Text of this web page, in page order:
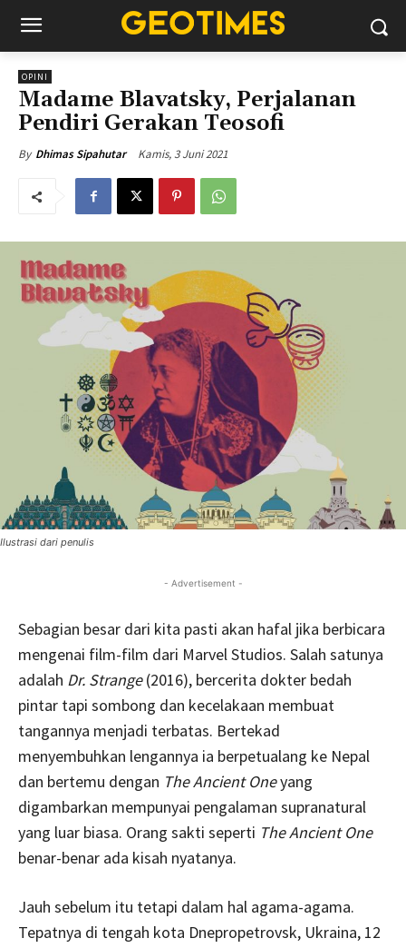
OPINI
Madame Blavatsky, Perjalanan
Pendiri Gerakan Teosofi
By Dhimas Sipahutar Kamis, 3 Juni 2021
Ilustrasi dari penulis
- Advertisement -
Sebagian besar dari kita pasti akan hafal jika berbicara
mengenai film-film dari Marvel Studios. Salah satunya
adalah Dr. Strange(2016), bercerita dokter bedah
pintar tapi sombong dan kecelakaan membuat
tangannya menjadi terbatas. Bertekad
menyembuhkan lengannya ia berpetualang ke Nepal
dan bertemu dengan The Ancient Oneyang
digambarkan mempunyai pengalaman supranatural
yang luar biasa. Orang sakti seperti The Ancient One
benar-benar ada kisah nyatanya.
Jauh sebelum itu tetapi dalam hal agama-agama.
Tepatnya di tengah kota Dnepropetrovsk, Ukraina, 12